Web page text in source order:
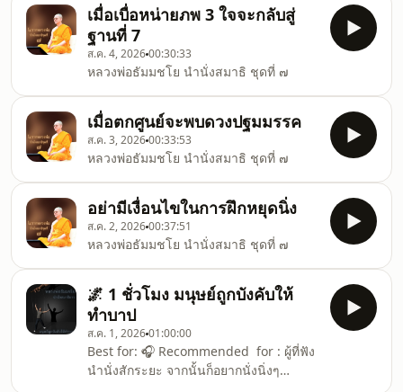
เมื่อเบื่อหน่ายภพ 3 ใจจะกลับสู่
ฐานที่ 7
ส.ค. 4, 202600:30:33
หลวงพ่อธัมมชโย นำนั่งสมาธิ ชุดที่ ๗
เมื่อตกศูนย์จะพบดวงปฐมมรรค
ส.ค. 3, 202600:33:53
หลวงพ่อธัมมชโย นำนั่งสมาธิ ชุดที่ ๗
อย่ามีเงื่อนไขในการฝึกหยุดนิ่ง
ส.ค. 2, 202600:37:51
หลวงพ่อธัมมชโย นำนั่งสมาธิ ชุดที่ ๗
🌌 1 ชั่วโมง มนุษย์ถูกบังคับให้
ทำบาป
ส.ค. 1, 202601:00:00
Best for: 🎧 Recommended for : ผู้ที่ฟัง
นำนั่งสักระยะ จากนั้นก็อยากนั่งนิ่งๆ